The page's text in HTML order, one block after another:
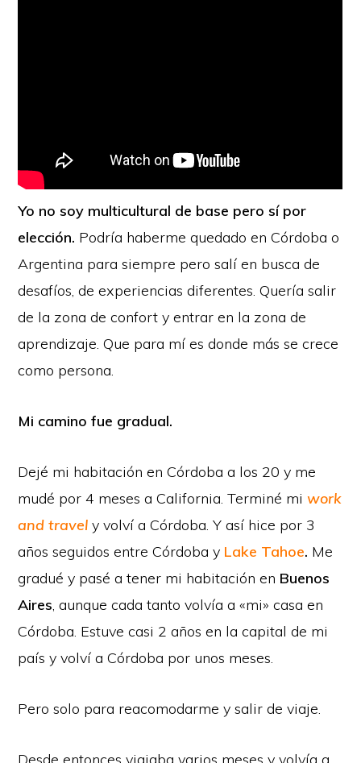
Yo no soy multicultural de base pero sí por
elección. Podría haberme quedado en Córdoba o
Argentina para siempre pero salí en busca de
desafíos, de experiencias diferentes. Quería salir
de la zona de confort y entrar en la zona de
aprendizaje. Que para mí es donde más se crece
como persona.
Mi camino fue gradual.
Dejé mi habitación en Córdoba a los 20 y me
mudé por 4 meses a California. Terminé miwork
and travel y volví a Córdoba. Y así hice por 3
años seguidos entre Córdoba y Lake Tahoe. Me
gradué y pasé a tener mi habitación en Buenos
Aires, aunque cada tanto volvía a «mi» casa en
Córdoba. Estuve casi 2 años en la capital de mi
país y volví a Córdoba por unos meses.
Pero solo para reacomodarme y salir de viaje.